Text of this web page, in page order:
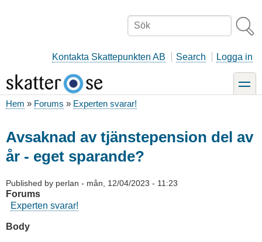
Sök
Kontakta Skattepunkten AB Search Logga in
toggle
Hem Forums Experten svarar!
Avsaknad av tjänstepension del av
år - eget sparande?
Published by perlan - mån, 12/04/2023 - 11:23
Forums
Experten svarar!
Body